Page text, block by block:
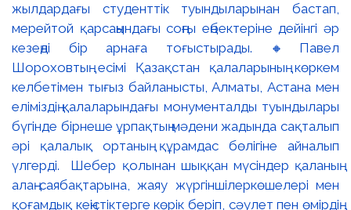
жылдардағы студенттік туындыларынан бастап,
мерейтой қарсаңындағы соңғы еңбектеріне дейінгі әр
кезеңді бір арнаға тоғыстырады. 🔸Павел
Шороховтың есімі Қазақстан қалаларының көркем
келбетімен тығыз байланысты, Алматы, Астана мен
еліміздің қалаларындағы монументалды туындылары
бүгінде бірнеше ұрпақтың мәдени жадында сақталып
әрі қалалық ортаның құрамдас бөлігіне айналып
үлгерді. Шебер қолынан шыққан мүсіндер қаланың
алаң-саябақтарына, жаяу жүргіншілеркөшелері мен
қоғамдық кеңістіктерге көрік беріп, сәулет пен өмірдің